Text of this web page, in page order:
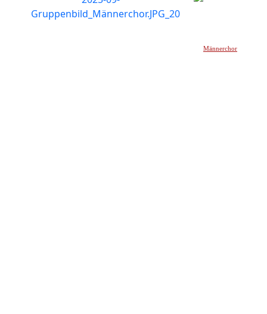
Männerchor